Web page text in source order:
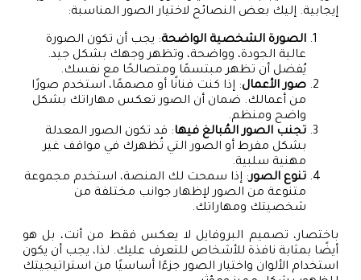
إيجابية. إليك بعض النصائح لاختيار الصور المناسبة:
الصورة الشخصية الواضحة: يجب أن تكون الصورة
عالية الجودة، وواضحة، وتظهر وجهك بشكل جيد.
يُفضل أن تظهر مبتسمًا ومتصالحًا مع نفسك.
صور الأعمال: إذا كنت فنانًا أو مصممًا، استخدم صورًا
من أعمالك. ضمان أن الصور تعكس مهاراتك بشكل
واضح ومنظم.
تجنب الصور المُبالغ فيها: قد تكون الصور المعدلة
بشكل مفرط أو الصور التي تُظهرك في مواقف غير
مهنية سلبية.
تنوع الصور: إذا سمحت لك المنصة، استخدم مجموعة
متنوعة من الصور لإظهار جوانب مختلفة من
شخصيتك ومهاراتك.
باختصار، تصميم البروفايل لا يعكس فقط من أنت، بل هو
أيضًا بمثابة نافذة للأشخاص للتعرف عليك. لذا، يجب أن يكون
استخدام الألوان واختيار الصور جزءًا أساسيًا من استراتيجيتك